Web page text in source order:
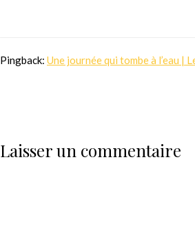
Pingback: Une journée qui tombe à l’eau |
Laisser un commentaire